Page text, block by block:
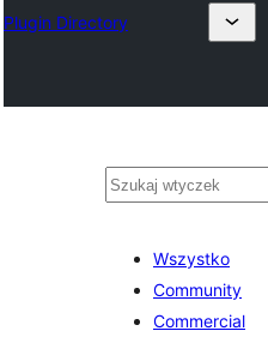
Plugin Directory
Szukaj
Wszystko
Community
Commercial